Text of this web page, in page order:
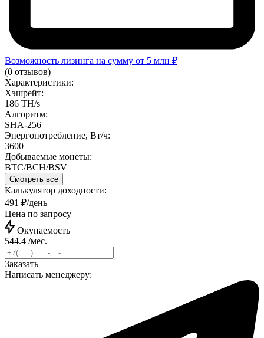
Возможность лизинга на сумму от 5 млн ₽
(0 отзывов)
Характеристики:
Хэшрейт:
186 TH/s
Алгоритм:
SHA-256
Энергопотребление, Вт/ч:
3600
Добываемые монеты:
BTC/BCH/BSV
Смотреть все
Калькулятор доходности:
491 ₽/день
Цена по запросу
Окупаемость
544.4 /мес.
Заказать
Написать менеджеру: